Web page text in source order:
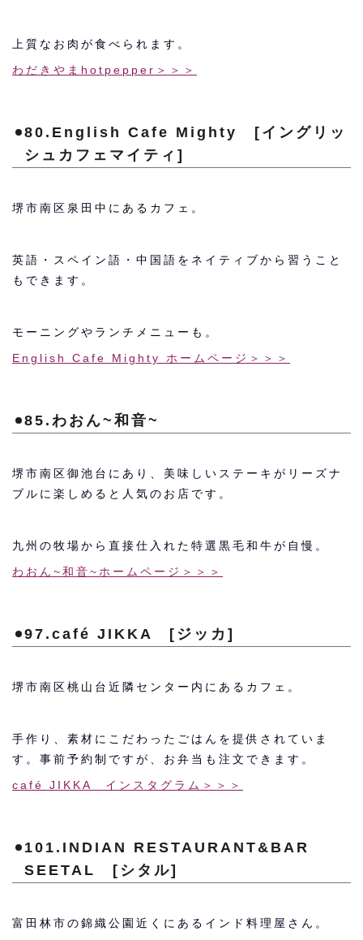
上質なお肉が食べられます。
わだきやまhotpepper＞＞＞
80.English Cafe Mighty [イングリッ
シュカフェマイティ]
堺市南区泉田中にあるカフェ。
英語・スペイン語・中国語をネイティブから習うこと
もできます。
モーニングやランチメニューも。
English Cafe Mighty ホームページ＞＞＞
85.わおん~和音~
堺市南区御池台にあり、美味しいステーキがリーズナ
ブルに楽しめると人気のお店です。
九州の牧場から直接仕入れた特選黒毛和牛が自慢。
わおん~和音~ホームページ＞＞＞
97.café JIKKA [ジッカ]
堺市南区桃山台近隣センター内にあるカフェ。
手作り、素材にこだわったごはんを提供されていま
す。事前予約制ですが、お弁当も注文できます。
café JIKKA インスタグラム＞＞＞
101.INDIAN RESTAURANT&BAR
SEETAL [シタル]
富田林市の錦織公園近くにあるインド料理屋さん。